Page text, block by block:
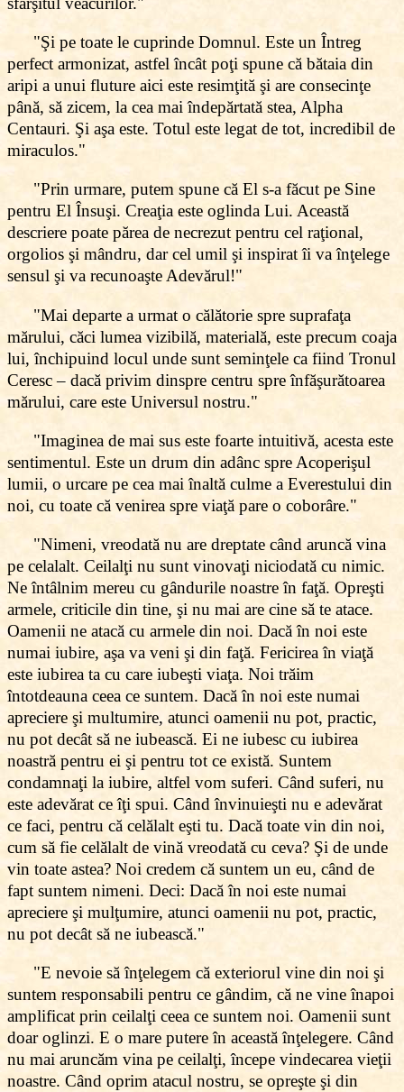
"Şi pe toate le cuprinde Domnul. Este un Întreg
perfect armonizat, astfel încât poţi spune că bătaia din
aripi a unui fluture aici este resimţită şi are consecinţe
până, să zicem, la cea mai îndepărtată stea, Alpha
Centauri. Şi aşa este. Totul este legat de tot, incredibil de
miraculos."
"Prin urmare, putem spune că El s-a făcut pe Sine
pentru El Însuşi. Creaţia este oglinda Lui. Această
descriere poate părea de necrezut pentru cel raţional,
orgolios şi mândru, dar cel umil şi inspirat îi va înţelege
sensul şi va recunoaşte Adevărul!"
"Mai departe a urmat o călătorie spre suprafaţa
mărului, căci lumea vizibilă, materială, este precum coaja
lui, închipuind locul unde sunt seminţele ca fiind Tronul
Ceresc – dacă privim dinspre centru spre înfăşurătoarea
mărului, care este Universul nostru."
"Imaginea de mai sus este foarte intuitivă, acesta este
sentimentul. Este un drum din adânc spre Acoperişul
lumii, o urcare pe cea mai înaltă culme a Everestului din
noi, cu toate că venirea spre viaţă pare o coborâre."
"Nimeni, vreodată nu are dreptate când aruncă vina
pe celalalt. Ceilalţi nu sunt vinovaţi niciodată cu nimic.
Ne întâlnim mereu cu gândurile noastre în faţă. Opreşti
armele, criticile din tine, şi nu mai are cine să te atace.
Oamenii ne atacă cu armele din noi. Dacă în noi este
numai iubire, aşa va veni şi din faţă. Fericirea în viaţă
este iubirea ta cu care iubeşti viaţa. Noi trăim
întotdeauna ceea ce suntem. Dacă în noi este numai
apreciere şi multumire, atunci oamenii nu pot, practic,
nu pot decât să ne iubească. Ei ne iubesc cu iubirea
noastră pentru ei şi pentru tot ce există. Suntem
condamnaţi la iubire, altfel vom suferi. Când suferi, nu
este adevărat ce îţi spui. Când învinuieşti nu e adevărat
ce faci, pentru că celălalt eşti tu. Dacă toate vin din noi,
cum să fie celălalt de vină vreodată cu ceva? Şi de unde
vin toate astea? Noi credem că suntem un eu, când de
fapt suntem nimeni. Deci: Dacă în noi este numai
apreciere şi mulţumire, atunci oamenii nu pot, practic,
nu pot decât să ne iubească."
"E nevoie să înţelegem că exteriorul vine din noi şi
suntem responsabili pentru ce gândim, că ne vine înapoi
amplificat prin ceilalţi ceea ce suntem noi. Oamenii sunt
doar oglinzi. E o mare putere în această înţelegere. Când
nu mai aruncăm vina pe ceilalţi, începe vindecarea vieţii
noastre. Când oprim atacul nostru, se opreşte şi din